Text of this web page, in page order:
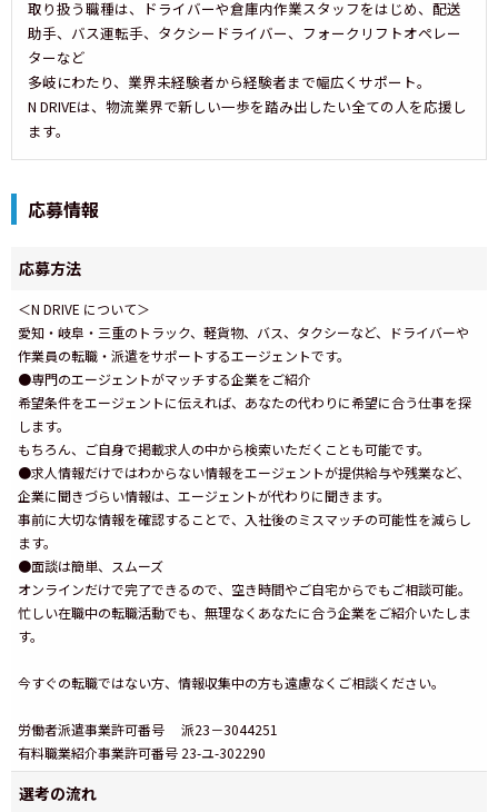
取り扱う職種は、ドライバーや倉庫内作業スタッフをはじめ、配送
助手、バス運転手、タクシードライバー、フォークリフトオペレー
ターなど
多岐にわたり、業界未経験者から経験者まで幅広くサポート。
N DRIVEは、物流業界で新しい一歩を踏み出したい全ての人を応援し
ます。
応募情報
応募方法
＜N DRIVE について＞
愛知・岐阜・三重のトラック、軽貨物、バス、タクシーなど、ドライバーや
作業員の転職・派遣をサポートするエージェントです。
●専門のエージェントがマッチする企業をご紹介
希望条件をエージェントに伝えれば、あなたの代わりに希望に合う仕事を探
します。
もちろん、ご自身で掲載求人の中から検索いただくことも可能です。
●求人情報だけではわからない情報をエージェントが提供給与や残業など、
企業に聞きづらい情報は、エージェントが代わりに聞きます。
事前に大切な情報を確認することで、入社後のミスマッチの可能性を減らし
ます。
●面談は簡単、スムーズ
オンラインだけで完了できるので、空き時間やご自宅からでもご相談可能。
忙しい在職中の転職活動でも、無理なくあなたに合う企業をご紹介いたしま
す。
今すぐの転職ではない方、情報収集中の方も遠慮なくご相談ください。
労働者派遣事業許可番号 派23－3044251
有料職業紹介事業許可番号 23-ユ-302290
選考の流れ